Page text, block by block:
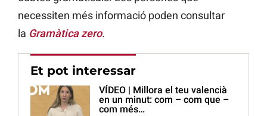
necessiten més informació poden consultar
la Gramàtica zero.
Et pot interessar
VÍDEO | Millora el teu valencià
en un minut: com – com que –
com més…